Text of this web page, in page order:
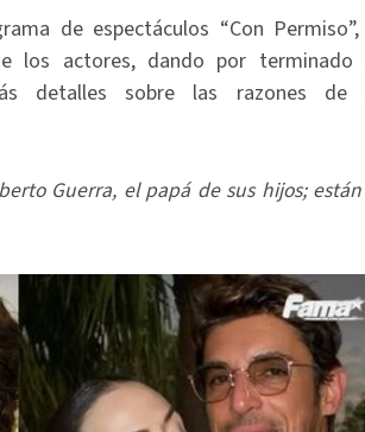
de espectáculos “Con
los actores, dando por terminado
detalles sobre las razones de
Guerra, el papá de sus hijos; están